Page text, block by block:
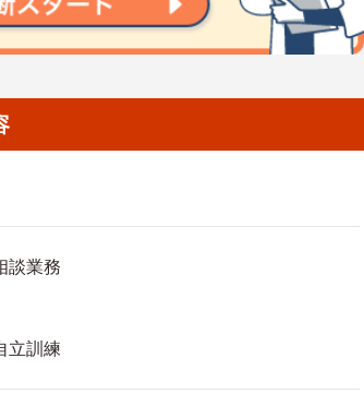
談業務
立訓練